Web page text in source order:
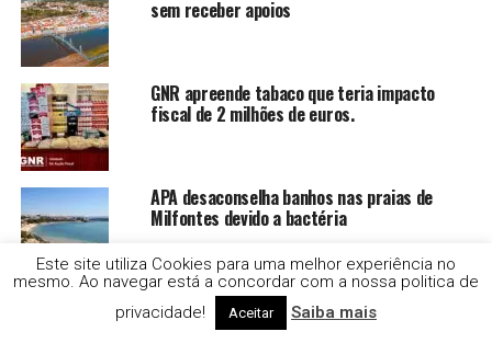
sem receber apoios
GNR apreende tabaco que teria impacto
fiscal de 2 milhões de euros.
APA desaconselha banhos nas praias de
Milfontes devido a bactéria
Homem morre nas urgências do Hospital de
Évora. Família faz queixa e diz que houve
Este site utiliza Cookies para uma melhor experiência no
mesmo. Ao navegar está a concordar com a nossa politica de
privacidade!
Aceitar Saiba mais